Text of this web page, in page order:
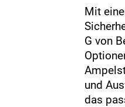
Mit
G von
und
das